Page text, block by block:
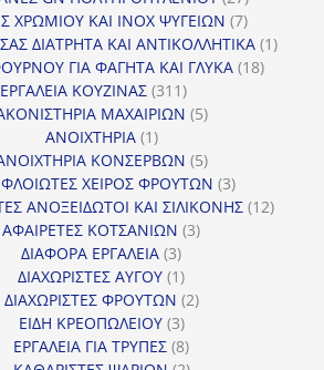
προϊόντα
ΧΡΩΜΙΟΥ ΚΑΙ INOX ΨΥΓΕΙΩΝ 77
προϊόντα
ΔΙΑΤΡΗΤΑ ΚΑΙ ΑΝΤΙΚΟΛΛΗΤΙΚΑ 11
ΓΙΑ ΦΑΓΗΤΑ ΚΑΙ ΓΛΥΚΑ 1818
ΕΡΓΑΛΕΙΑ ΚΟΥΖΙΝΑΣ 311311
προϊόντα
ΜΑΧΑΙΡΙΩΝ 55
ΑΝΟΙΧΤΗΡΙΑ 11
προϊόν
ΚΟΝΣΕΡΒΩΝ 55
προϊόντα
ΧΕΙΡΟΣ ΦΡΟΥΤΩΝ 33
προϊόντα
ΑΝΟΞΕΙΔΩΤΟΙ ΚΑΙ ΣΙΛΙΚΟΝΗΣ 1212
ΑΦΑΙΡΕΤΕΣ ΚΟΤΣΑΝΙΩΝ 33
ΔΙΑΦΟΡΑ ΕΡΓΑΛΕΙΑ 33
προϊόντα
ΔΙΑΧΩΡΙΣΤΕΣ ΑΥΓΟΥ 11
προϊόν
ΔΙΑΧΩΡΙΣΤΕΣ ΦΡΟΥΤΩΝ 22
ΕΙΔΗ ΚΡΕΟΠΩΛΕΙΟΥ 33
προϊόντα
ΕΡΓΑΛΕΙΑ ΓΙΑ ΤΡΥΠΕΣ 88